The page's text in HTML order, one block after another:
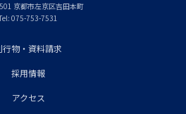
京
都
府
京都市左京区吉田本町
075-753-7531
行物・資料請求
採用情報
アクセス